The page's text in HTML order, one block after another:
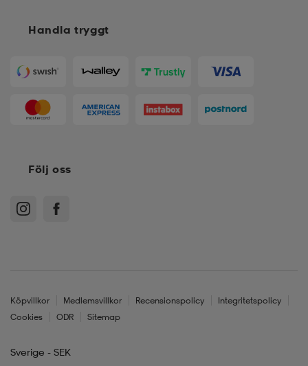
Handla tryggt
Följ oss
Köpvillkor Medlemsvillkor Recensionspolicy
Integritetspolicy
Cookies
ODR Sitemap
Sverige - SEK